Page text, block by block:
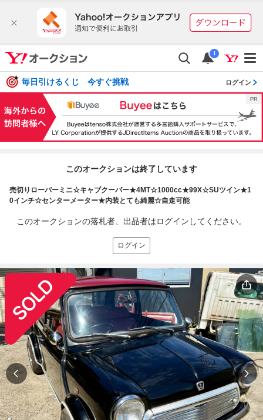
i
毎日引けるくじ 今すぐ挑戦 ログイン
このオークションは終了しています
売切りローバーミニ☆キャブクーパー★4MT☆1000cc★99X☆SUツイン★1
0インチ☆センターメーター★内装とても綺麗☆自走可能
このオークションの落札者、出品者はログインしてください。
ログイン